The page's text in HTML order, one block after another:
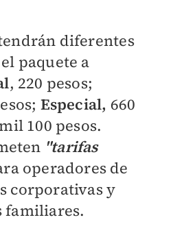
diferentes
paquete a
, 220 pesos;
Especial, 660
100 pesos.
"tarifas
operadores de
corporativas y
familiares.